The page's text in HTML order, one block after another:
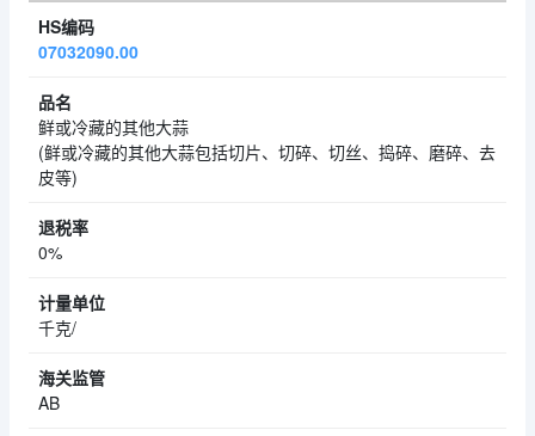
07032090.00
鲜或冷藏的其他大蒜
(鲜或冷藏的其他大蒜包括切片、切碎、切丝、捣碎、磨碎、去
皮等)
0%
千克/
AB